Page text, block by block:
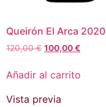
Queirón El Arca 2020
120,00€ 100,00€
Añadir al carrito
Vista previa